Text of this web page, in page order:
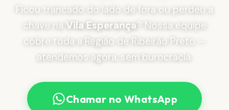
Ficou trancado do lado de fora ou perdeu a
chave na Vila Esperança? Nossa equipe
cobre toda a Região de Ribeirão Preto —
atendemos agora, sem burocracia.
Chamar no WhatsApp